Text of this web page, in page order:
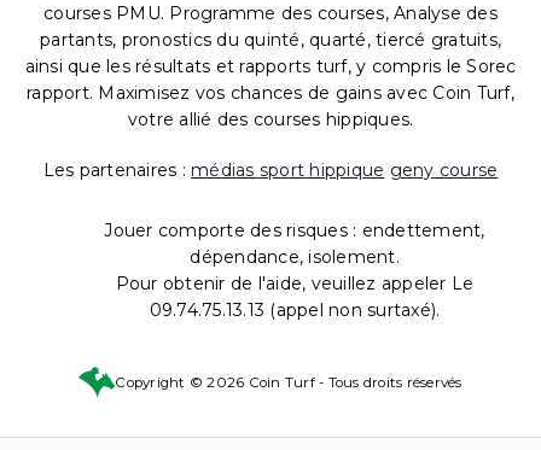
courses PMU. Programme des courses, Analyse des
partants, pronostics du quinté, quarté, tiercé gratuits,
ainsi que les résultats et rapports turf, y compris le Sorec
rapport. Maximisez vos chances de gains avec Coin Turf,
votre allié des courses hippiques.
Les partenaires : médias sport hippique geny course
Jouer comporte des risques : endettement,
dépendance, isolement.
Pour obtenir de l'aide, veuillez appeler Le
09.74.75.13.13 (appel non surtaxé).
Copyright © 2026 Coin Turf - Tous droits réservés